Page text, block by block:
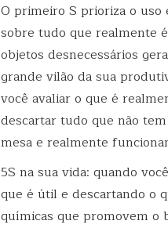
O primeiro S prioriza o
sobre tudo que realmente
objetos desnecessários
grande vilão da sua
você avaliar o que é
descartar tudo que não
mesa e realmente
5S na sua vida: quando
que é útil e descartando o
químicas que promovem o